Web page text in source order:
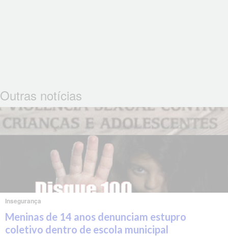
Outras notícias
Insegurança
Meninas de 14 anos denunciam estupro
coletivo dentro de escola municipal